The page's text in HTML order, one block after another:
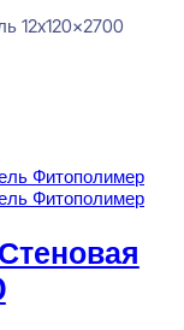
12x120x2700